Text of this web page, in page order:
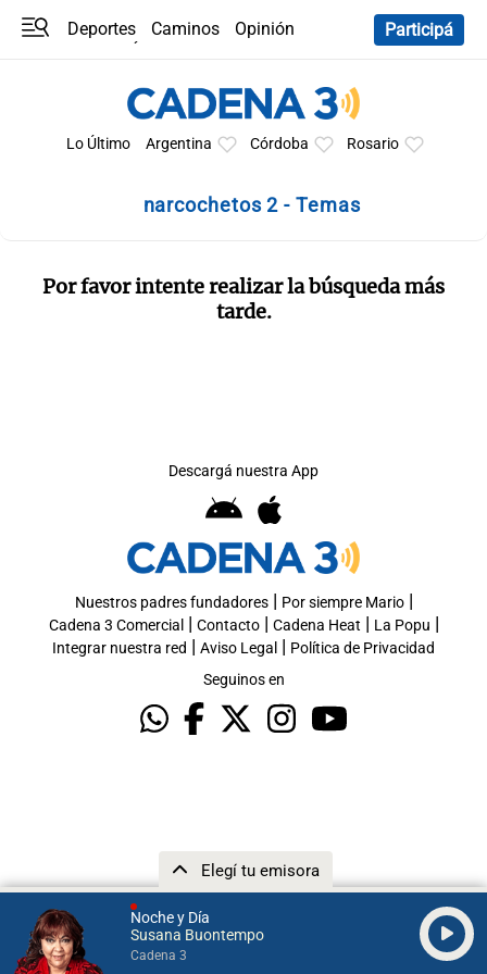
Noche y Día
Susana Buontempo
Cadena 3
Elegí tu emisora
Deportes Caminos
Opinión
Participá
Lo Último Argentina Córdoba Rosario
narcochetos 2 - Temas
Por favor intente realizar la búsqueda más
tarde.
Descargá nuestra App
Nuestros padres fundadores| Por siempre Mario|
Cadena 3 Comercial | Contacto| Cadena Heat | La Popu |
Integrar nuestra red | Aviso Legal | Política de Privacidad
Seguinos en